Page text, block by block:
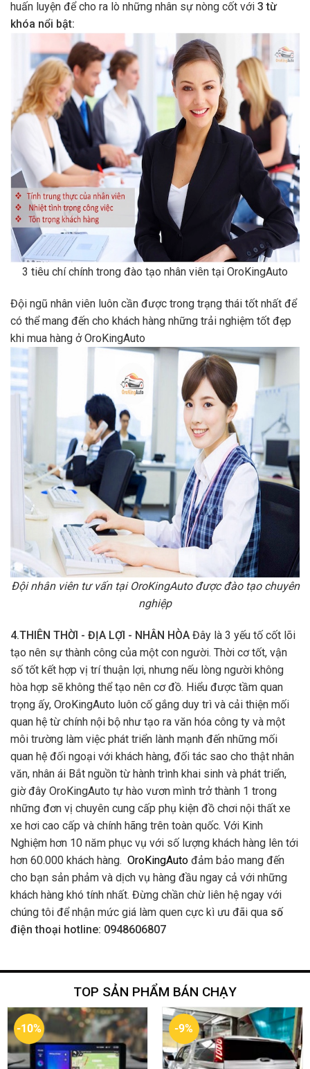
huấn luyện để cho ra lò những nhân sự nòng cốt với 3 từ
khóa nổi bật:
3 tiêu chí chính trong đào tạo nhân viên tại OroKingAuto
Đội ngũ nhân viên luôn cần được trong trạng thái tốt nhất để
có thể mang đến cho khách hàng những trải nghiệm tốt đẹp
khi mua hàng ở OroKingAuto
Đội nhân viên tư vấn tại OroKingAuto được đào tạo chuyên
nghiệp
4.THIÊN THỜI - ĐỊA LỢI - NHÂN HÒA Đây là 3 yếu tố cốt lõi
tạo nên sự thành công của một con người. Thời cơ tốt, vận
số tốt kết hợp vị trí thuận lợi, nhưng nếu lòng người không
hòa hợp sẽ không thể tạo nên cơ đồ. Hiểu được tầm quan
trọng ấy, OroKingAuto luôn cố gắng duy trì và cải thiện mối
quan hệ từ chính nội bộ như tạo ra văn hóa công ty và một
môi trường làm việc phát triển lành mạnh đến những mối
quan hệ đối ngoại với khách hàng, đối tác sao cho thật nhân
văn, nhân ái Bắt nguồn từ hành trình khai sinh và phát triển,
giờ đây OroKingAuto tự hào vươn mình trở thành 1 trong
những đơn vị chuyên cung cấp phụ kiện đồ chơi nội thất xe
xe hơi cao cấp và chính hãng trên toàn quốc. Với Kinh
Nghiệm hơn 10 năm phục vụ với số lượng khách hàng lên tới
hơn 60.000 khách hàng. OroKingAuto đảm bảo mang đến
cho bạn sản phảm và dịch vụ hàng đầu ngay cả với những
khách hàng khó tính nhất. Đừng chần chừ liên hệ ngay với
chúng tôi để nhận mức giá làm quen cực kì ưu đãi qua số
điện thoại hotline: 0948606807
TOP SẢN PHẨM BÁN CHẠY
-10% -9%